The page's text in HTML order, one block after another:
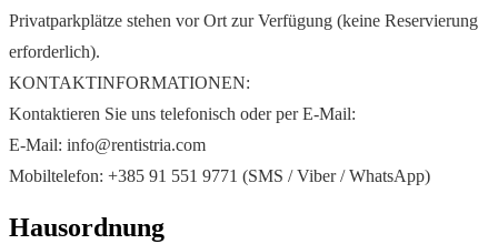
Privatparkplätze stehen vor Ort zur Verfügung (keine Reservierung
erforderlich).
KONTAKTINFORMATIONEN:
Kontaktieren Sie uns telefonisch oder per E-Mail:
E-Mail: info@rentistria.com
Mobiltelefon: +385 91 551 9771 (SMS / Viber / WhatsApp)
Hausordnung